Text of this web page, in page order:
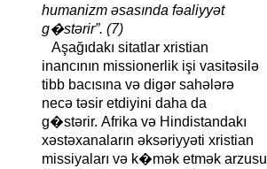
humanizm əsasında fəaliyyət
g�stərir”. (7)
Aşağıdakı sitatlar xristian
inancının missionerlik işi vasitəsilə
tibb bacısına və digər sahələrə
necə təsir etdiyini daha da
g�stərir. Afrika və Hindistandakı
xəstəxanaların əksəriyyəti xristian
missiyaları və k�mək etmək arzusu